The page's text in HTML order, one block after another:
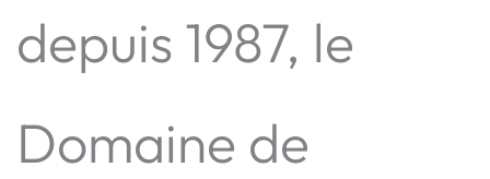
depuis 1987, le
Domaine de